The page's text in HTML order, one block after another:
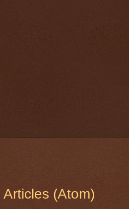
Articles (Atom)